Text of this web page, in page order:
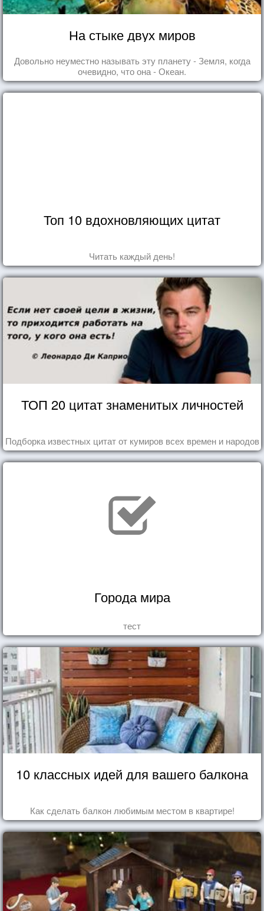
На стыке двух миров
Довольно неуместно называть эту планету - Земля, когда
очевидно, что она - Океан.
Топ 10 вдохновляющих цитат
Читать каждый день!
ТОП 20 цитат знаменитых личностей
Подборка известных цитат от кумиров всех времен и народов
Города мира
тест
10 классных идей для вашего балкона
Как сделать балкон любимым местом в квартире!